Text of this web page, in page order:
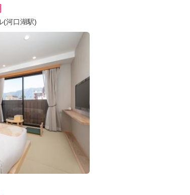
(河口湖駅)